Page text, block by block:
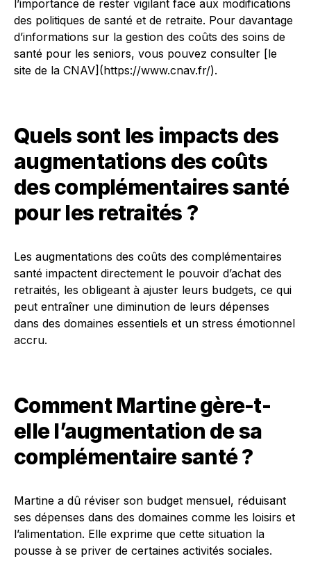
l’importance de rester vigilant face aux modifications
des politiques de santé et de retraite. Pour davantage
d’informations sur la gestion des coûts des soins de
santé pour les seniors, vous pouvez consulter [le
site de la CNAV](https://www.cnav.fr/).
Quels sont les impacts des
augmentations des coûts
des complémentaires santé
pour les retraités ?
Les augmentations des coûts des complémentaires
santé impactent directement le pouvoir d’achat des
retraités, les obligeant à ajuster leurs budgets, ce qui
peut entraîner une diminution de leurs dépenses
dans des domaines essentiels et un stress émotionnel
accru.
Comment Martine gère-t-
elle l’augmentation de sa
complémentaire santé ?
Martine a dû réviser son budget mensuel, réduisant
ses dépenses dans des domaines comme les loisirs et
l’alimentation. Elle exprime que cette situation la
pousse à se priver de certaines activités sociales.